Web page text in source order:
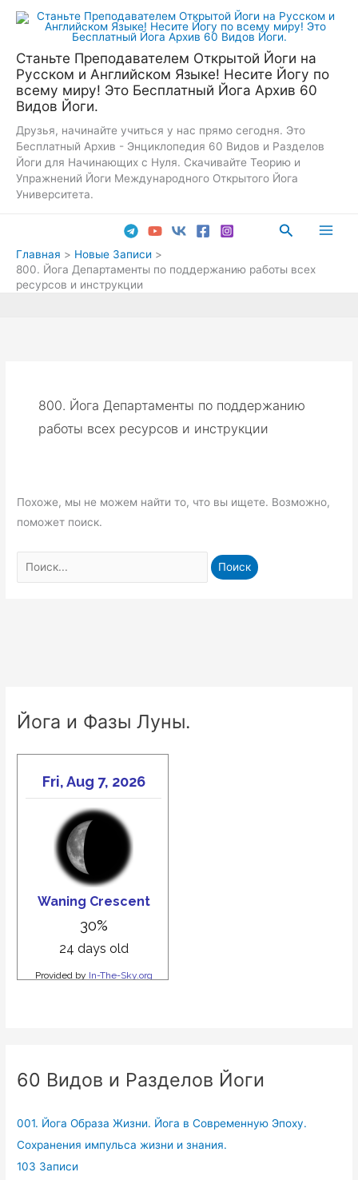
Перейти
Станьте Преподавателем Открытой Йоги на
Русском и Английском Языке! Несите Йогу по
всему миру! Это Бесплатный Йога Архив 60
Видов Йоги.
Друзья, начинайте учиться у нас прямо сегодня. Это
Бесплатный Архив - Энциклопедия 60 Видов и Разделов
Йоги для Начинающих с Нуля. Скачивайте Теорию и
Упражнений Йоги Международного Открытого Йога
Университета.
Поиск
Главная
Новые Записи
800. Йога Департаменты по поддержанию работы всех
ресурсов и инструкции
800. Йога Департаменты по поддержанию
работы всех ресурсов и инструкции
Похоже, мы не можем найти то, что вы ищете. Возможно,
поможет поиск.
Поиск:
Йога и Фазы Луны.
60 Видов и Разделов Йоги
001. Йога Образа Жизни. Йога в Современную Эпоху.
Сохранения импульса жизни и знания.
103 Записи